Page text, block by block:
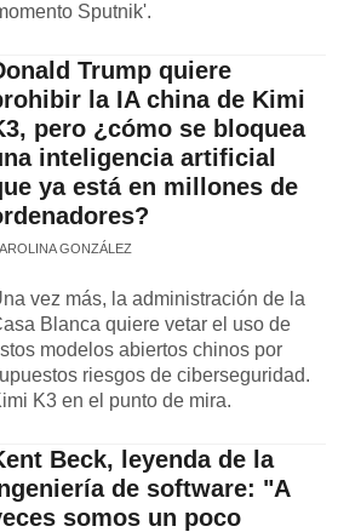
Sputnik'.
Trump quiere
la IA china de Kimi
pero ¿cómo se bloquea
inteligencia artificial
ya está en millones de
GONZÁLEZ
vez más, la administración de la
Blanca quiere vetar el uso de
modelos abiertos chinos por
riesgos de ciberseguridad.
K3 en el punto de mira.
Beck, leyenda de la
de software: "A
somos un poco